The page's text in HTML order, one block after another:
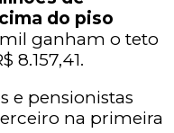
do piso
mil ganham o teto
8.157,41.
e pensionistas
na primeira